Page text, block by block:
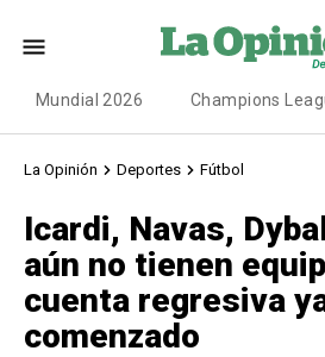
Mundial 2026 Champions
La Opinión Deportes Fútbol
Icardi, Navas,
aún no tienen
cuenta regresiva
comenzado